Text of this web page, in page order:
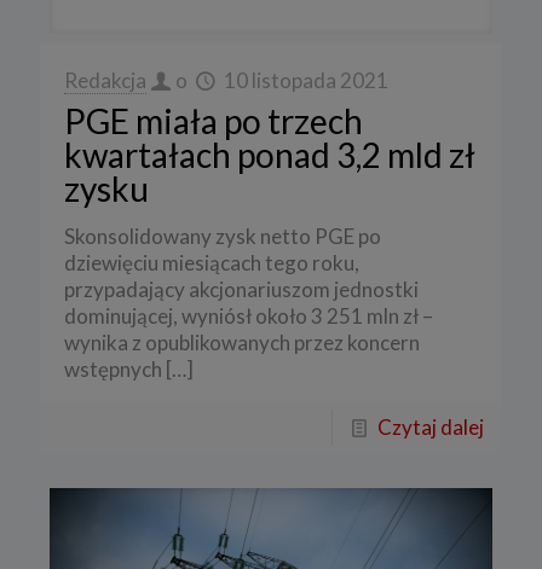
Redakcja o 10 listopada 2021
PGE miała po trzech
kwartałach ponad 3,2 mld zł
zysku
Skonsolidowany zysk netto PGE po
dziewięciu miesiącach tego roku,
przypadający akcjonariuszom jednostki
dominującej, wyniósł około 3 251 mln zł –
wynika z opublikowanych przez koncern
wstępnych […]
Czytaj dalej